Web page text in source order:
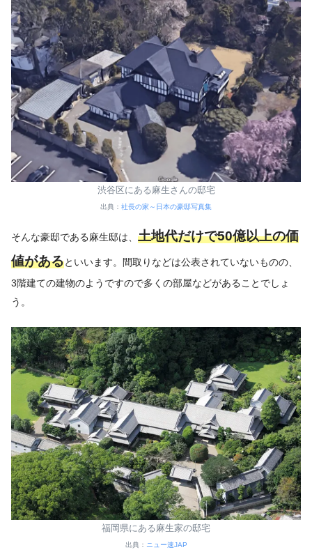
渋谷区にある麻生さんの邸宅
出典： 社長の家～日本の豪邸写真集
そんな豪邸である麻生邸は、 土地代だけで50億以上の価
値があるといいます。間取りなどは公表されていないものの、
3階建ての建物のようですので多くの部屋などがあることでしょ
う。
福岡県にある麻生家の邸宅
出典： ニュー速JAP